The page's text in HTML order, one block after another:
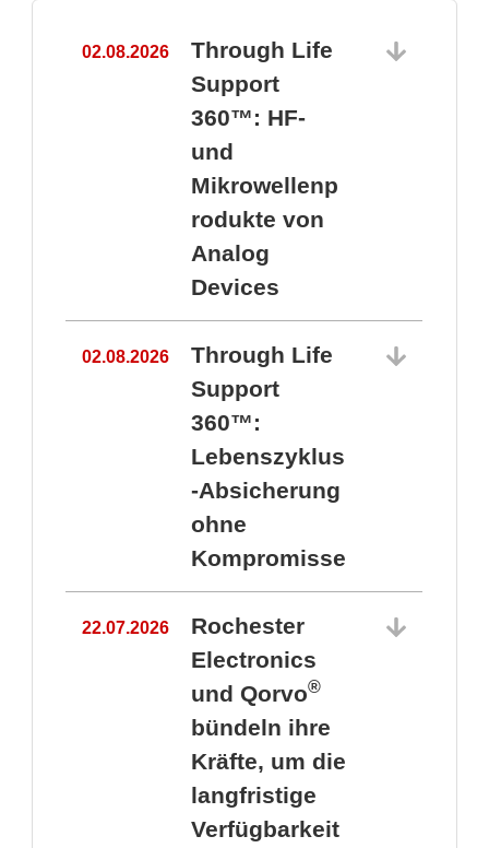
02.08.2026
Through Life
Support
360™: HF-
und
Mikrowellenp
rodukte von
Analog
Devices
02.08.2026
Through Life
Support
360™:
Lebenszyklus
-Absicherung
ohne
Kompromisse
22.07.2026
Rochester
Electronics
und Qorvo®
bündeln ihre
Kräfte, um die
langfristige
Verfügbarkeit